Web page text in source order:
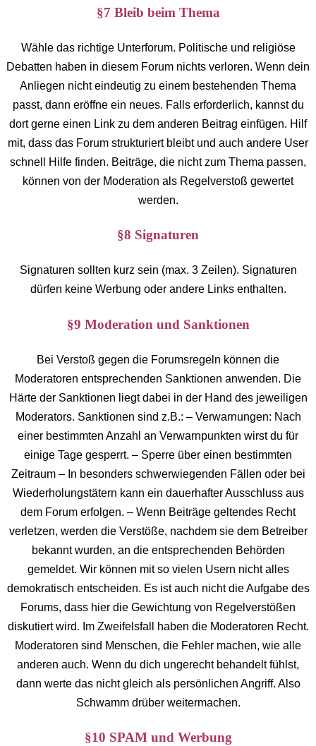
§7 Bleib beim Thema
Wähle das richtige Unterforum. Politische und religiöse
Debatten haben in diesem Forum nichts verloren. Wenn dein
Anliegen nicht eindeutig zu einem bestehenden Thema
passt, dann eröffne ein neues. Falls erforderlich, kannst du
dort gerne einen Link zu dem anderen Beitrag einfügen. Hilf
mit, dass das Forum strukturiert bleibt und auch andere User
schnell Hilfe finden. Beiträge, die nicht zum Thema passen,
können von der Moderation als Regelverstoß gewertet
werden.
§8 Signaturen
Signaturen sollten kurz sein (max. 3 Zeilen). Signaturen
dürfen keine Werbung oder andere Links enthalten.
§9 Moderation und Sanktionen
Bei Verstoß gegen die Forumsregeln können die
Moderatoren entsprechenden Sanktionen anwenden. Die
Härte der Sanktionen liegt dabei in der Hand des jeweiligen
Moderators. Sanktionen sind z.B.: – Verwarnungen: Nach
einer bestimmten Anzahl an Verwarnpunkten wirst du für
einige Tage gesperrt. – Sperre über einen bestimmten
Zeitraum – In besonders schwerwiegenden Fällen oder bei
Wiederholungstätern kann ein dauerhafter Ausschluss aus
dem Forum erfolgen. – Wenn Beiträge geltendes Recht
verletzen, werden die Verstöße, nachdem sie dem Betreiber
bekannt wurden, an die entsprechenden Behörden
gemeldet. Wir können mit so vielen Usern nicht alles
demokratisch entscheiden. Es ist auch nicht die Aufgabe des
Forums, dass hier die Gewichtung von Regelverstößen
diskutiert wird. Im Zweifelsfall haben die Moderatoren Recht.
Moderatoren sind Menschen, die Fehler machen, wie alle
anderen auch. Wenn du dich ungerecht behandelt fühlst,
dann werte das nicht gleich als persönlichen Angriff. Also
Schwamm drüber weitermachen.
§10 SPAM und Werbung